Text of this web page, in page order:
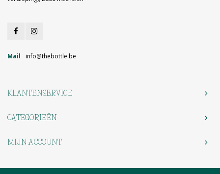
Mail info@thebottle.be
KLANTENSERVICE
CATEGORIEËN
MIJN ACCOUNT